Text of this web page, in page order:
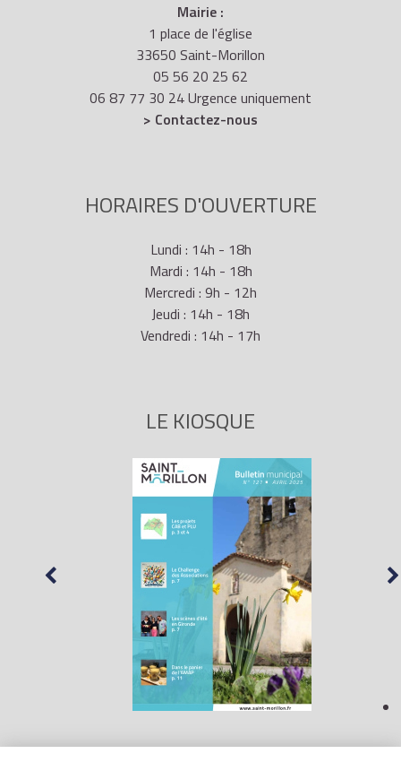
Mairie :
1 place de l'église
33650 Saint-Morillon
05 56 20 25 62
06 87 77 30 24 Urgence uniquement
> Contactez-nous
HORAIRES D'OUVERTURE
Lundi : 14h - 18h
Mardi : 14h - 18h
Mercredi : 9h - 12h
Jeudi : 14h - 18h
Vendredi : 14h - 17h
LE KIOSQUE